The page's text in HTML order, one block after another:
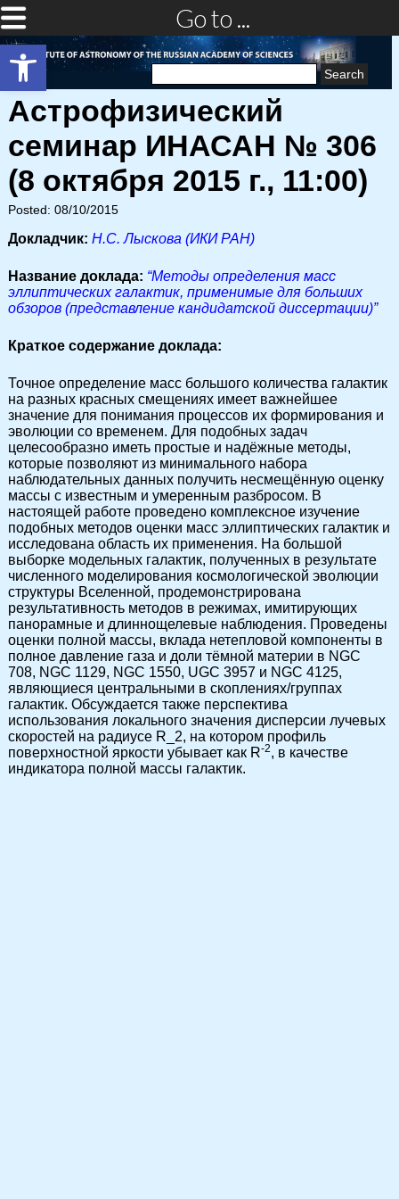
Open toolbar
Go to ...
Search
Астрофизический
семинар ИНАСАН № 306
(8 октября 2015 г., 11:00)
Posted: 08/10/2015
Докладчик: Н.С. Лыскова (ИКИ РАН)
Название доклада: “Методы определения масс
эллиптических галактик, применимые для больших
обзоров (представление кандидатской диссертации)”
Краткое содержание доклада:
Точное определение масс большого количества галактик
на разных красных смещениях имеет важнейшее
значение для понимания процессов их формирования и
эволюции со временем. Для подобных задач
целесообразно иметь простые и надёжные методы,
которые позволяют из минимального набора
наблюдательных данных получить несмещённую оценку
массы с известным и умеренным разбросом. В
настоящей работе проведено комплексное изучение
подобных методов оценки масс эллиптических галактик и
исследована область их применения. На большой
выборке модельных галактик, полученных в результате
численного моделирования космологической эволюции
структуры Вселенной, продемонстрирована
результативность методов в режимах, имитирующих
панорамные и длиннощелевые наблюдения. Проведены
оценки полной массы, вклада нетепловой компоненты в
полное давление газа и доли тёмной материи в NGC
708, NGC 1129, NGC 1550, UGC 3957 и NGC 4125,
являющиеся центральными в скоплениях/группах
галактик. Обсуждается также перспектива
использования локального значения дисперсии лучевых
скоростей на радиусе R_2, на котором профиль
поверхностной яркости убывает как R-2, в качестве
индикатора полной массы галактик.